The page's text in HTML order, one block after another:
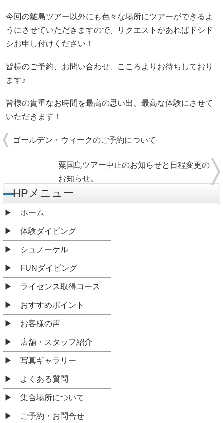
今回の離島ツアー以外にも色々な場所にツアーができるよ
うにさせていただきますので、リクエストがあればドシド
シお申し付けください！
皆様のご予約、お問い合わせ、こころよりお待ちしており
ます♪
皆様の貴重なお時間を最高の思い出、最高な体験にさせて
いただきます！
ゴールデン・ウィークのご予約について
粟国島ツアー中止のお知らせと日程変更の
お知らせ。
HPメニュー
ホーム
体験ダイビング
シュノーケル
FUNダイビング
ライセンス取得コース
おすすめポイント
お客様の声
店舗・スタッフ紹介
写真ギャラリー
よくある質問
集合場所について
ご予約・お問合せ